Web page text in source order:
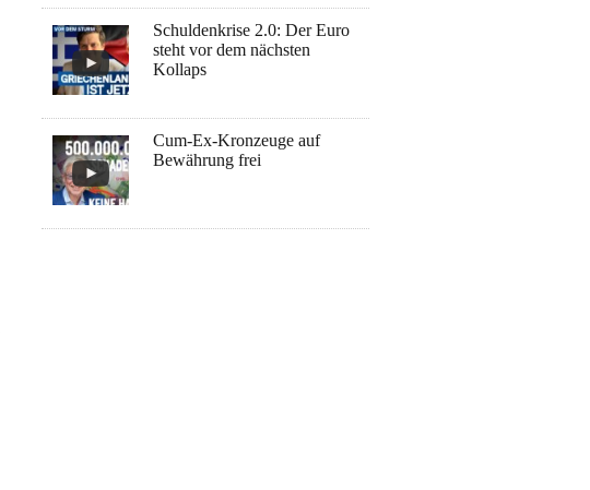
Schuldenkrise 2.0: Der Euro
steht vor dem nächsten
Kollaps
Cum-Ex-Kronzeuge auf
Bewährung frei